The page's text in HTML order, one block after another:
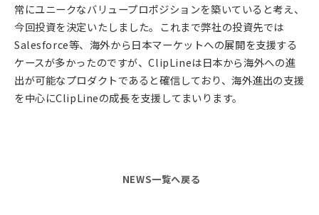
常にユニークなバリュープロポジションを築いていると考え、
今回投資を決定いたしました。これまで弊社の投資先では
Salesforce等、海外から日本マーケットへの展開を支援する
ケースが多かったのですが、ClipLineは日本から海外への進
出が可能なプロダクトであると確信しており、海外進出の支援
を中心にClipLineの成長を支援してまいります。
NEWS一覧へ戻る